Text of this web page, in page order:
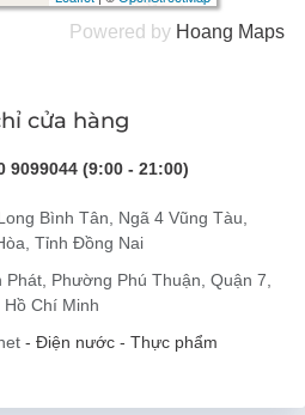
Powered by Hoang Maps
cửa hàng
9099044 (9:00 - 21:00)
Bình Tân, Ngã 4 Vũng Tàu,
Tỉnh Đồng Nai
Phường Phú Thuận, Quận 7,
Hồ Chí Minh
- Điện nước - Thực phẩm